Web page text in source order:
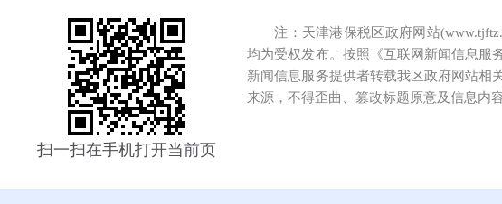
扫一扫在手机打开当前页
注：天津港保税区政府网站
均为受权发布。按照《互联网新闻信息服
新闻信息服务提供者转载我区政府网站相
来源，不得歪曲、篡改标题原意及信息内容